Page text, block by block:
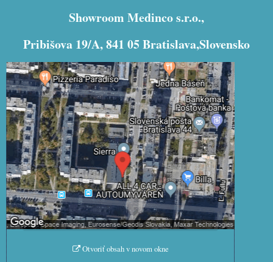
Showroom Medinco s.r.o.,
Pribišova 19/A, 841 05 Bratislava,Slovensko
Externý obsah je blokovaný Voľbami
súkromia
Prajete si načítať externý obsah?
Povoliť tentokrát
Povoliť a zapamätať - súhlas s
druhom cookie: Funkčné
Otvoriť obsah v novom okne